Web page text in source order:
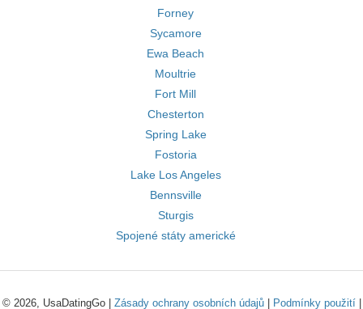
Forney
Sycamore
Ewa Beach
Moultrie
Fort Mill
Chesterton
Spring Lake
Fostoria
Lake Los Angeles
Bennsville
Sturgis
Spojené státy americké
© 2026, UsaDatingGo | Zásady ochrany osobních údajů| Podmínky použití|